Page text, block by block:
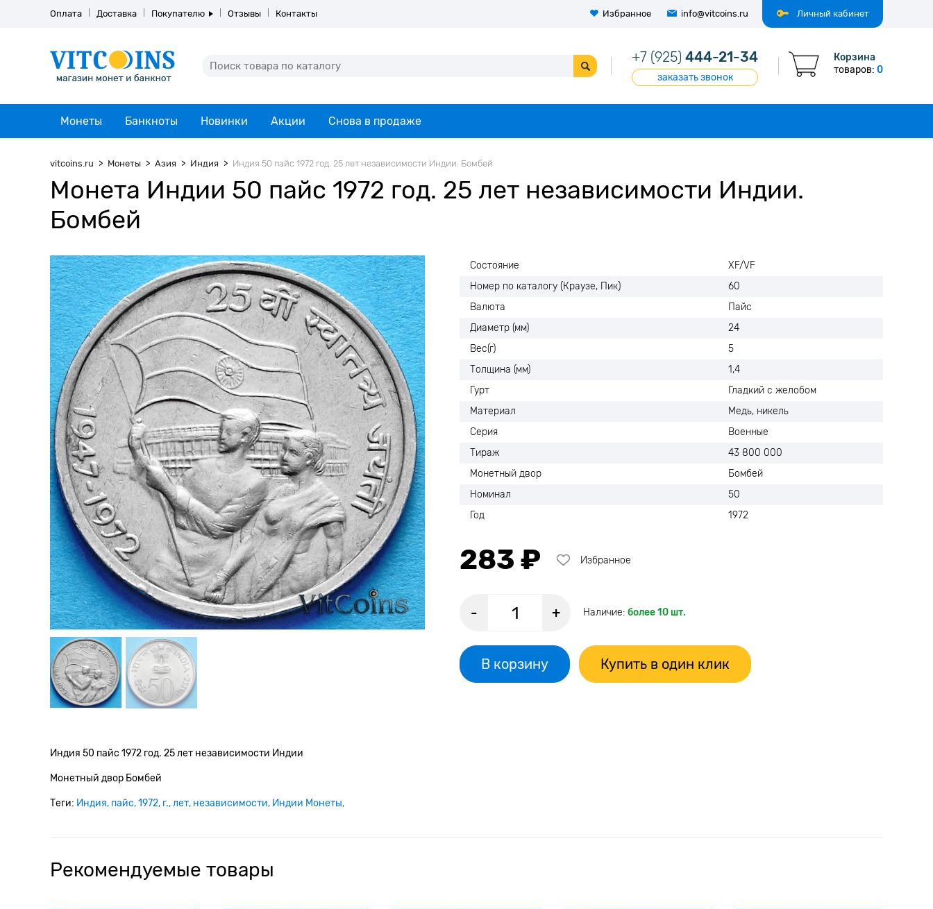
Личный кабинет
Оплата Доставка Покупателю Отзывы Контакты Избранное info@vitcoins.ru
+7 (925) 444-21-34
заказать звонок
Корзина
товаров: 0
Монеты Банкноты Новинки Акции Снова в продаже
vitcoins.ru Монеты Азия Индия Индия 50 пайс 1972 год. 25 лет независимости Индии. Бомбей
Монета Индии 50 пайс 1972 год. 25 лет независимости Индии.
Бомбей
Состояние
XF/VF
Номер по каталогу (Краузе, Пик)
60
Валюта
Пайс
Диаметр (мм)
24
Вес(г)
5
Толщина (мм)
1,4
Гурт
Гладкий с желобом
Материал
Медь, никель
Серия
Военные
Тираж
43 800 000
Монетный двор
Бомбей
Номинал
50
Год
1972
283 ₽ Избранное
- + Наличие: более 10 шт.
В корзину Купить в один клик
Индия 50 пайс 1972 год. 25 лет независимости Индии
Монетный двор Бомбей
Теги: Индия пайс 1972 г. лет независимости Индии Монеты
Рекомендуемые товары